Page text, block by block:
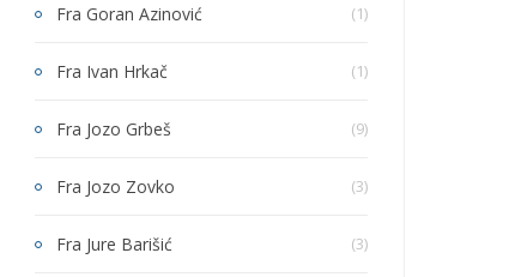
Fra Goran Azinović (1)
Fra Ivan Hrkač (1)
Fra Jozo Grbeš (9)
Fra Jozo Zovko (3)
Fra Jure Barišić (3)